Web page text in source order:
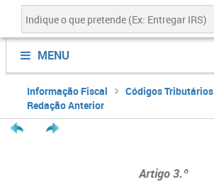
MENU
Informação Fiscal Códigos Tributários
Redação Anterior
Artigo 3.º